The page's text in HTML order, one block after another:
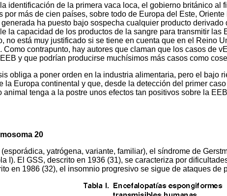
identificación de la primera vaca loca, el gobierno británico
más de cien países, sobre todo de Europa del Este,
ha puesto bajo sospecha cualquier producto
la capacidad de los productos de la sangre para transmitir
no está muy justificado si se tiene en cuenta que en el Reino
contrapunto, hay autores que claman que los casos de
y que podrían producirse muchísimos más casos como
obliga a poner orden en la industria alimentaria, pero el bajo
la Europa continental y que, desde la detección del primer
tenga a la postre unos efectos tan positivos sobre la
20
yatrógena, variante, familiar), el síndrome de
I). El GSS, descrito en 1936 (31), se caracteriza por
en 1986 (32), el insomnio progresivo se sigue de ataques